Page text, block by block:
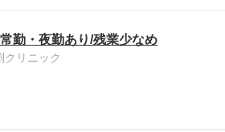
勤・夜勤あり/残業少なめ
クリニック